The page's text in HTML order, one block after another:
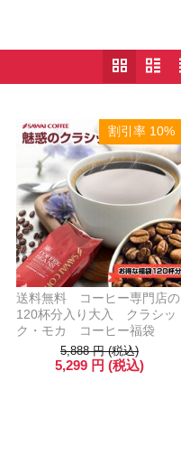
割引率 10%
送料無料 コーヒー専門店の
120杯分入り大入 クラシッ
ク・モカ コーヒー福袋
5,888 円(税込)
5,299 円 (税込)